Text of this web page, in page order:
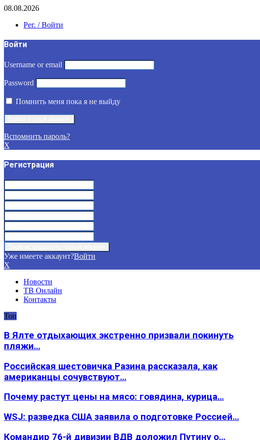
08.08.2026
Рег. / Войти
Войти
Username or email
Password
Помнить меня пока я не выйду
Вспомнить пароль?
X
Регистрация
Уже имеете аккаунт?Войти
X
Новости
ТВ Онлайн
Контакты
Топ
В Ялте отдыхающих экстренно призвали покинуть
пляжи…
Российская шестовичка Разина рассказала, как
американцы сочувствуют…
Почему растут цены на мясо: говядина, курица…
WSJ: разведка США заявила о подготовке Россией…
Командир 76-й дивизии ВДВ доложил Путину о…